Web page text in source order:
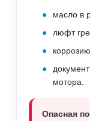
масло в
люфт
мотора.
Опасная